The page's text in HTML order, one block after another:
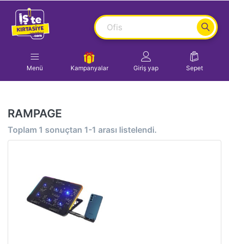
Menü Kampanyalar Giriş yap Sepet
RAMPAGE
Toplam 1 sonuçtan 1-1 arası listelendi.